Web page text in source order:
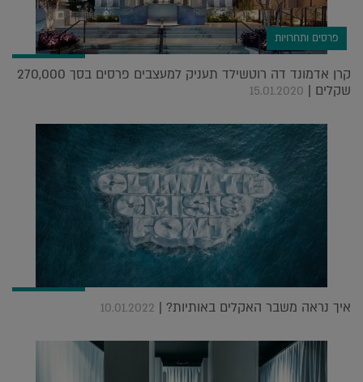
פרסים ותחרויות
קרן אדמונד דה רוטשילד תעניק למעצבים פרסים בסך 270,000
שקלים | 15.01.2020
איך נראה משבר האקלים באותיות? | 10.01.2022